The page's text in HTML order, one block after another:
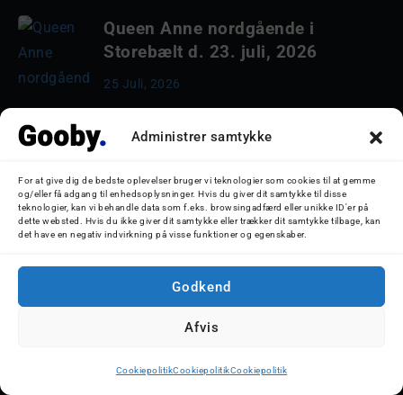
Administrer samtykke
For at give dig de bedste oplevelser bruger vi teknologier som cookies til at gemme
og/eller få adgang til enhedsoplysninger. Hvis du giver dit samtykke til disse
teknologier, kan vi behandle data som f.eks. browsingadfærd eller unikke ID'er på
dette websted. Hvis du ikke giver dit samtykke eller trækker dit samtykke tilbage, kan
det have en negativ indvirkning på visse funktioner og egenskaber.
Godkend
Afvis
CookiepolitikCookiepolitikCookiepolitik
Queen Anne nordgående i
Storebælt d. 23. juli, 2026
25 Juli, 2026
Star Legend i København d. 22.
22 Juli, 2026